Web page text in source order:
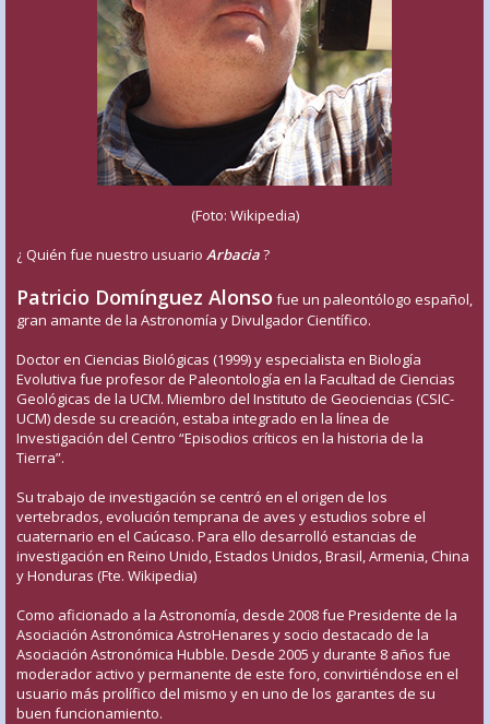
(Foto: Wikipedia)
¿ Quién fue nuestro usuario Arbacia?
Patricio Domínguez Alonso fue un paleontólogo español,
gran amante de la Astronomía y Divulgador Científico.
Doctor en Ciencias Biológicas (1999) y especialista en Biología
Evolutiva fue profesor de Paleontología en la Facultad de Ciencias
Geológicas de la UCM. Miembro del Instituto de Geociencias (CSIC-
UCM) desde su creación, estaba integrado en la línea de
Investigación del Centro “Episodios críticos en la historia de la
Tierra”.
Su trabajo de investigación se centró en el origen de los
vertebrados, evolución temprana de aves y estudios sobre el
cuaternario en el Caúcaso. Para ello desarrolló estancias de
investigación en Reino Unido, Estados Unidos, Brasil, Armenia, China
y Honduras (Fte. Wikipedia)
Como aficionado a la Astronomía, desde 2008 fue Presidente de la
Asociación Astronómica AstroHenares y socio destacado de la
Asociación Astronómica Hubble. Desde 2005 y durante 8 años fue
moderador activo y permanente de este foro, convirtiéndose en el
usuario más prolífico del mismo y en uno de los garantes de su
buen funcionamiento.